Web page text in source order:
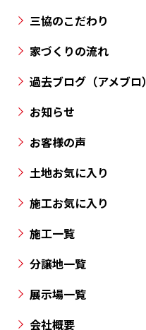
豊
市・
亀
市・
松
市
香
の
所
に
三協のこだわり
家づくりの流れ
過去ブログ（アメブロ）
お知らせ
お客様の声
土地お気に入り
施工お気に入り
施工一覧
分譲地一覧
展示場一覧
会社概要